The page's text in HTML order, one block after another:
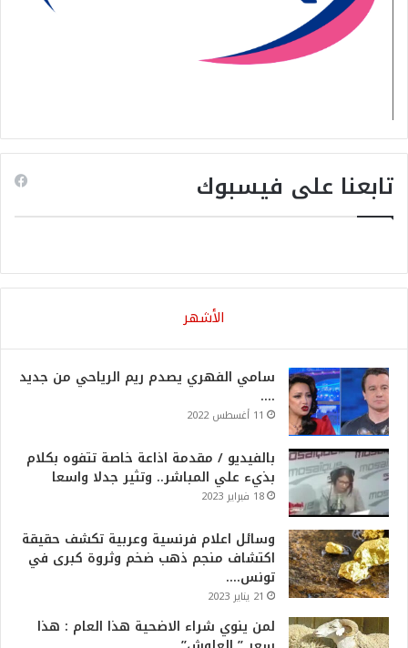
تابعنا على فيسبوك
الأشهر
سامي الفهري يصدم ريم الرياحي من جديد
….
11 أغسطس 2022
بالفيديو / مقدمة اذاعة خاصة تتفوه بكلام
بذيء علي المباشر.. وتثير جدلا واسعا
18 فبراير 2023
وسائل اعلام فرنسية وعربية تكشف حقيقة
اكتشاف منجم ذهب ضخم وثروة كبرى في
تونس….
21 يناير 2023
لمن ينوي شراء الاضحية هذا العام : هذا